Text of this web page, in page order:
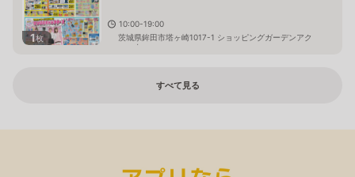
1枚
10:00-19:00
茨城県鉾田市塔ヶ崎1017-1 ショッピングガーデンアク
ロス内
すべて見る